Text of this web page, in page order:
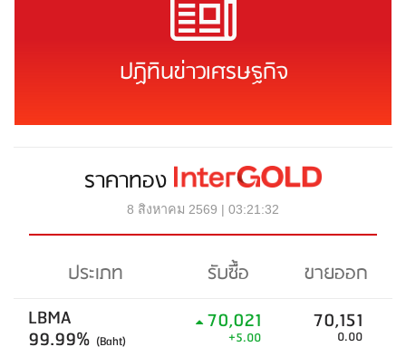
ปฏิทินข่าวเศรษฐกิจ
ราคาทอง
8 สิงหาคม 2569 | 03:21:32
ประเภท รับซื้อ
ขายออก
LBMA
99.99% (Baht)
70,021
+5.00
70,151
0.00